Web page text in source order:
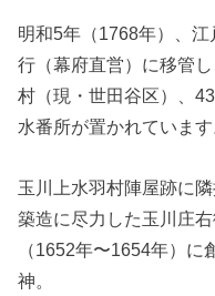
明和5年（1768年）、
行（幕府直営）に移管
村（現・世田谷区）、
水番所が置かれています
玉川上水羽村陣屋跡に
築造に尽力した玉川庄
（1652年〜1654年）
神。